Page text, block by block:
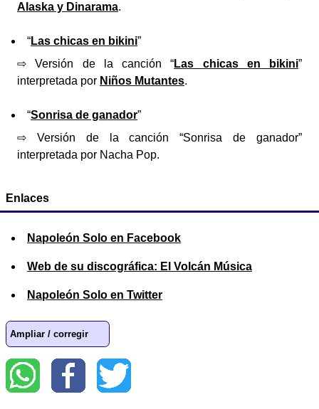
Alaska y Dinarama.
“Las chicas en bikini”
⇨ Versión de la canción “Las chicas en bikini”
interpretada por Niños Mutantes.
“Sonrisa de ganador”
⇨ Versión de la canción “Sonrisa de ganador”
interpretada por Nacha Pop.
Enlaces
Napoleón Solo en Facebook
Web de su discográfica: El Volcán Música
Napoleón Solo en Twitter
Ampliar / corregir